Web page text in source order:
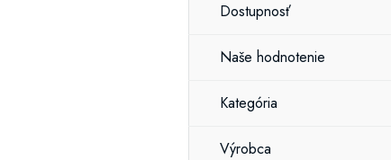
Dostupnosť
Naše hodnotenie
Kategória
Výrobca